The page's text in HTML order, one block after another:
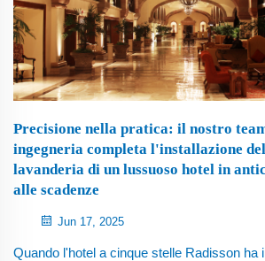
Precisione nella pratica: il nostro
ingegneria completa l'installazione
lavanderia di un lussuoso hotel in
alle scadenze
Jun 17, 2025
Quando l'hotel a cinque stelle Radisson ha